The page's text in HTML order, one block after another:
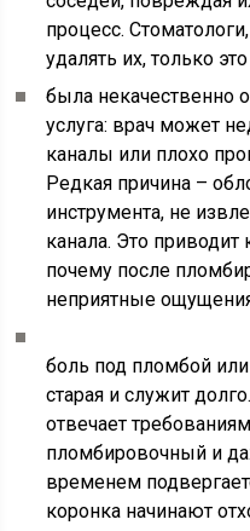
процесс.
удалять их, только
была некачественно
услуга: врач может
каналы или плохо
Редкая причина –
инструмента, не
канала. Это
почему после
неприятные
боль под пломбой
старая и служит
отвечает
пломбировочный и
временем
коронка начинают